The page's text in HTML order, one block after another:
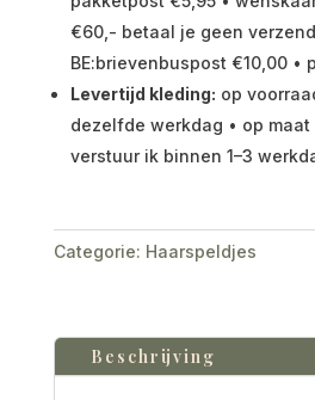
€60,- betaal je geen
BE:brievenbuspost €10,00 •
Levertijd kleding: op
dezelfde werkdag • op maat
verstuur ik binnen 1–3
Categorie: Haarspeldjes
Beschrijving